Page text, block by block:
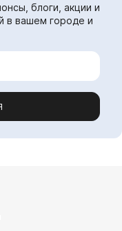
блоги, акции и
в вашем городе и